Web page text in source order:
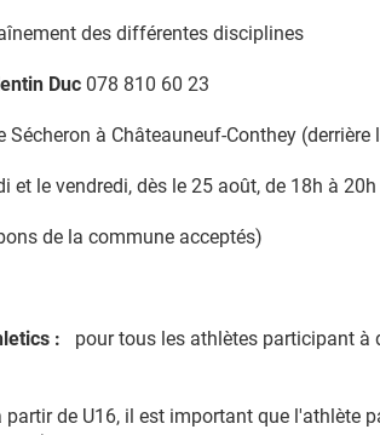
des différentes disciplines
Duc 078 810 60 23
Sécheron à Châteauneuf-Conthey
et le vendredi, dès le 25 août, de 18h à 20h
de la commune acceptés)
: pour tous les athlètes participant à
partir de U16, il est important que l'athlète